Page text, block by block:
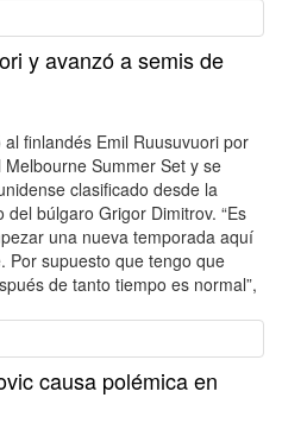
y avanzó a semis de
finlandés Emil Ruusuvuori por
Summer Set y se
clasificado desde la
búlgaro Grigor Dimitrov. “Es
una nueva temporada aquí
Por supuesto que tengo que
de tanto tiempo es normal”,
causa polémica en